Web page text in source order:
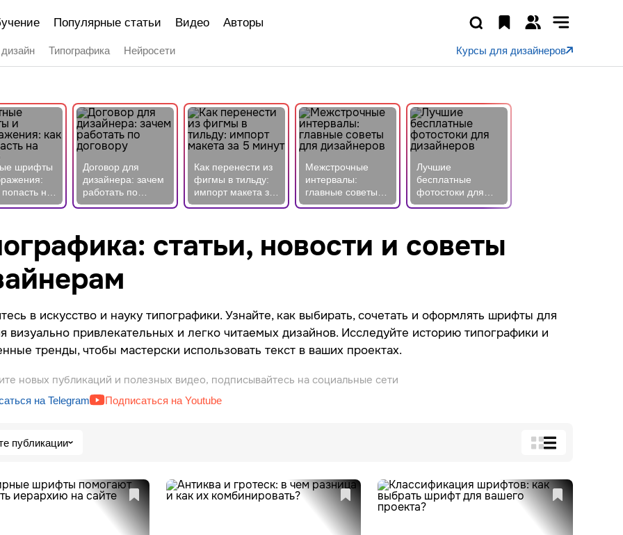
Популярные статьи Видео Авторы
Типографика Нейросети Курсы для дизайнеров
шрифты
на
Договор для
дизайнера: зачем
работать по
договору
Как перенести из
фигмы в тильду:
импорт макета за
5 минут
Межстрочные
интервалы:
главные советы
для дизайнеров
Лучшие
бесплатные
фотостоки для
дизайнеров
cтатьи, новости и советы
в искусство и науку типографики. Узнайте, как выбирать, сочетать и оформлять шрифты для
визуально привлекательных и легко читаемых дизайнов. Исследуйте историю типографики и
тренды, чтобы мастерски использовать текст в ваших проектах.
новых публикаций и полезных видео, подписывайтесь на социальные сети
на Telegram Подписаться на Youtube
публикации